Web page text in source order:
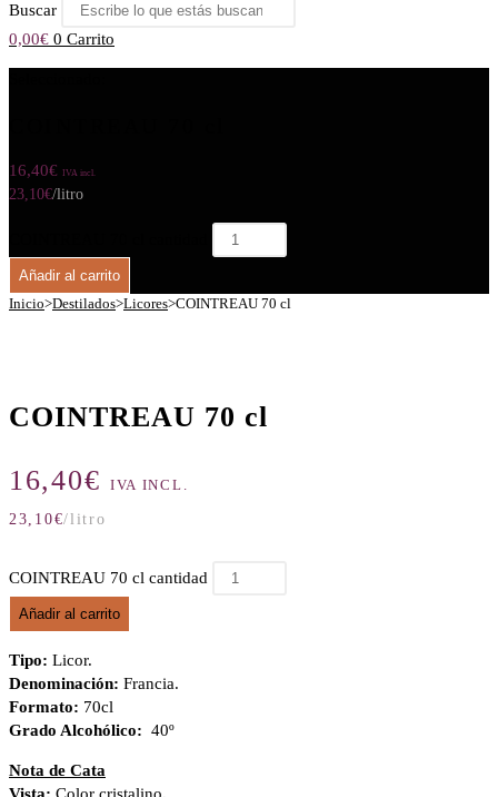
Buscar
0,00€ 0 Carrito
16,40€ IVA incl.
23,10€/litro
Añadir al carrito
Inicio>Destilados>Licores>COINTREAU 70 cl
COINTREAU 70 cl
16,40€ IVA INCL.
23,10€/litro
COINTREAU 70 cl cantidad
Añadir al carrito
Tipo: Licor.
Denominación: Francia.
Formato: 70cl
Grado Alcohólico: 40º
Nota de Cata